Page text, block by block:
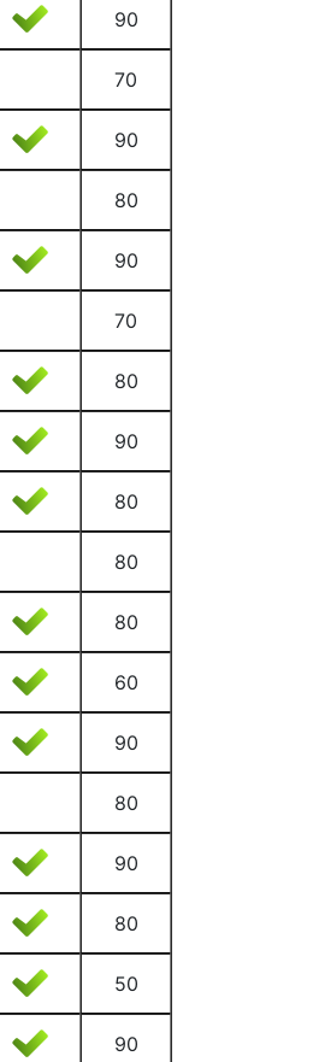
90
70
90
80
90
70
80
90
80
80
80
60
90
80
90
80
50
90